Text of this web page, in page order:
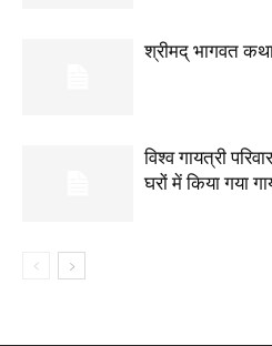
श्रीमद् भागवत
विश्व गायत्री
घरों में किया गया